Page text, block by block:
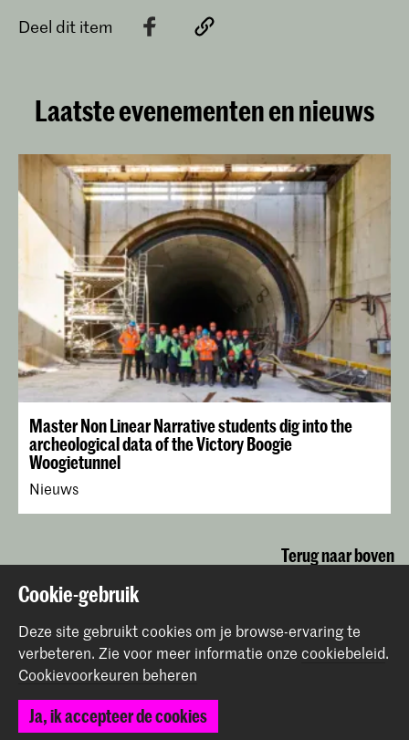
Deel dit item
Laatste evenementen en nieuws
Master Non Linear Narrative students dig into the
archeological data of the Victory Boogie
Woogietunnel
Nieuws
Terug naar boven
Contact
Prinsessegracht 4
2514 AN Den Haag
+31 (0) 70 315 47 77
Cookie-gebruik
Deze site gebruikt cookies om je browse-ervaring te
verbeteren. Zie voor meer informatie onze cookiebeleid.
Cookievoorkeuren beheren
Ja, ik accepteer de cookies